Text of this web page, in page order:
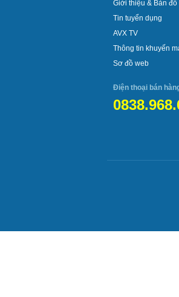
Giới thiệu & Bản đồ
Tin tuyển dụng
AVX TV
Thông tin khuyến
Sơ đồ web
Điện thoại bán